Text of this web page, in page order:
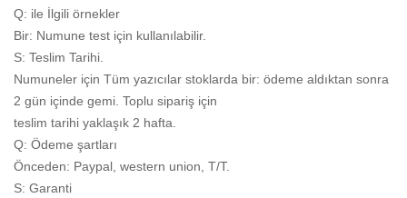
Q: ile İlgili örnekler
Bir: Numune test için kullanılabilir.
S: Teslim Tarihi.
Numuneler için Tüm yazıcılar stoklarda bir: ödeme aldıktan sonra
2 gün içinde gemi. Toplu sipariş için
teslim tarihi yaklaşık 2 hafta.
Q: Ödeme şartları
Önceden: Paypal, western union, T/T.
S: Garanti